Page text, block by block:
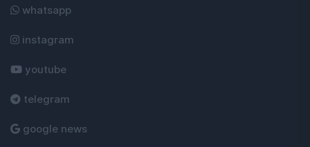
whatsapp
instagram
youtube
telegram
google news